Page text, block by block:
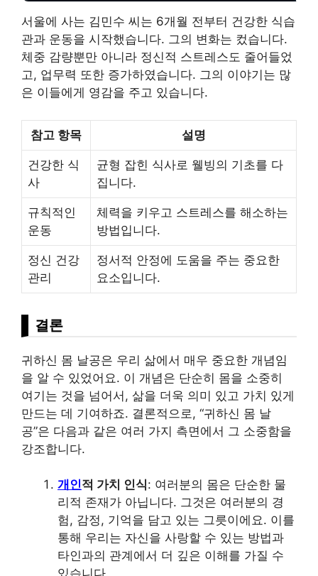
서울에 사는 김민수 씨는 6개월 전부터 건강한 식습
관과 운동을 시작했습니다. 그의 변화는 컸습니다.
체중 감량뿐만 아니라 정신적 스트레스도 줄어들었
고, 업무력 또한 증가하였습니다. 그의 이야기는 많
은 이들에게 영감을 주고 있습니다.
참고 항목 설명
건강한 식
사
균형 잡힌 식사로 웰빙의 기초를 다
집니다.
규칙적인
운동
체력을 키우고 스트레스를 해소하는
방법입니다.
정신 건강
관리
정서적 안정에 도움을 주는 중요한
요소입니다.
결론
귀하신 몸 날공은 우리 삶에서 매우 중요한 개념임
을 알 수 있었어요. 이 개념은 단순히 몸을 소중히
여기는 것을 넘어서, 삶을 더욱 의미 있고 가치 있게
만드는 데 기여하죠. 결론적으로, “귀하신 몸 날
공”은 다음과 같은 여러 가지 측면에서 그 소중함을
강조합니다.
개인적 가치 인식: 여러분의 몸은 단순한 물
리적 존재가 아닙니다. 그것은 여러분의 경
험, 감정, 기억을 담고 있는 그릇이에요. 이를
통해 우리는 자신을 사랑할 수 있는 방법과
타인과의 관계에서 더 깊은 이해를 가질 수